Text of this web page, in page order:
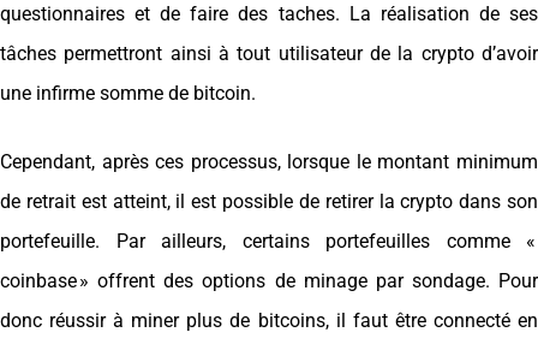
questionnaires et de faire des taches. La réalisation de ses
tâches permettront ainsi à tout utilisateur de la crypto d’avoir
une infirme somme de bitcoin.
Cependant, après ces processus, lorsque le montant minimum
de retrait est atteint, il est possible de retirer la crypto dans son
portefeuille. Par ailleurs, certains portefeuilles comme «
coinbase » offrent des options de minage par sondage. Pour
donc réussir à miner plus de bitcoins, il faut être connecté en